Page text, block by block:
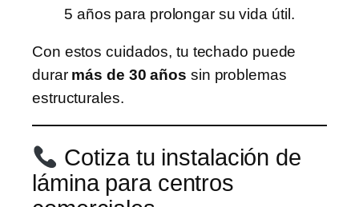
5 años para prolongar su vida útil.
Con estos cuidados, tu techado puede
durar más de 30 años sin problemas
estructurales.
Cotiza tu instalación de
lámina para centros